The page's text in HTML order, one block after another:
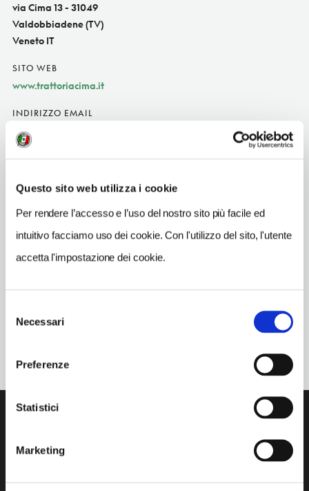
Questo sito web utilizza i cookie
Per rendere l’accesso e l’uso del nostro sito più facile ed
intuitivo facciamo uso dei cookie. Con l'utilizzo del sito, l'utente
accetta l'impostazione dei cookie.
delNecessari
Preferenze
Statistici
Marketing
via Cima 13 - 31049
Valdobbiadene (TV)
Veneto IT
SITO WEB
www.trattoriacima.it
INDIRIZZO EMAIL
info@trattoriacima.it
carne,pesce,trevigiana
120